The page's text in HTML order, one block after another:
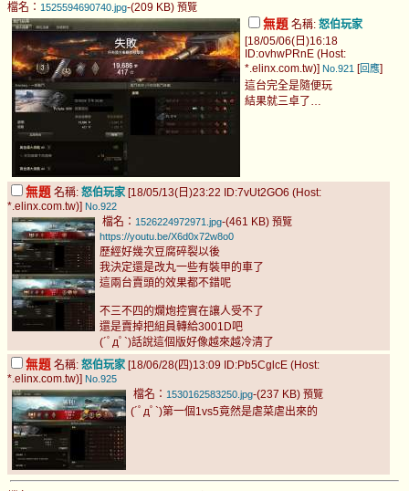
檔名： 1525594690740.jpg-(209 KB) 預覽
無題 名稱: 怒伯玩家
[18/05/06(日)16:18
ID:ovhwPRnE (Host:
*.elinx.com.tw)] No.921 [回應]
這台完全是隨便玩
結果就三卓了…
無題 名稱: 怒伯玩家 [18/05/13(日)23:22 ID:7vUt2GO6 (Host:
*.elinx.com.tw)] No.922
檔名： 1526224972971.jpg-(461 KB) 預覽
https://youtu.be/X6d0x72w8o0
歷經好幾次豆腐碎裂以後
我決定還是改丸一些有裝甲的車了
這兩台賣頭的效果都不錯呢
不三不四的爛炮控實在讓人受不了
還是賣掉把組員轉給3001D吧
(´ﾟдﾟ`)話說這個版好像越來越冷清了
無題 名稱: 怒伯玩家 [18/06/28(四)13:09 ID:Pb5CglcE (Host:
*.elinx.com.tw)] No.925
檔名： 1530162583250.jpg-(237 KB) 預覽
(´ﾟдﾟ`)第一個1vs5竟然是虐菜虐出來的